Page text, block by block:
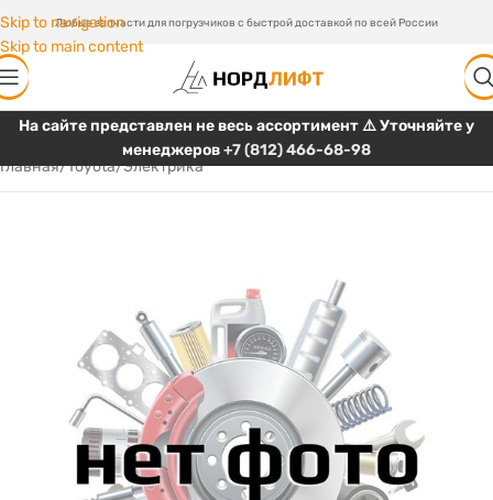
Skip to navigation
Skip to main content
Любые запчасти для погрузчиков с быстрой доставкой по всей России
На сайте представлен не весь ассортимент ⚠️ Уточняйте у
менеджеров+7 (812) 466-68-98
Главная/Toyota/Электрика